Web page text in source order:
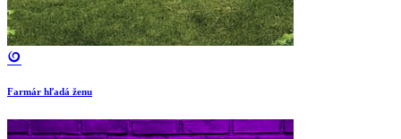
Farmár hľadá ženu